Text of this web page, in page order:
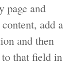
page and
add a
and then
that field in